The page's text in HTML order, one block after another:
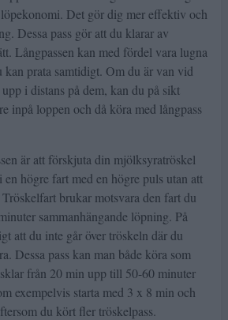
Det gör dig mer effektiv och
Dessa pass gör att du klarar av
Långpassen kan med fördel vara lugna
kan prata samtidigt. Om du är van vid
i distans på dem, kan du på sikt
inpå loppen och då köra med långpass
är att förskjuta din mjölksyratröskel
en högre fart med en högre puls utan att
brukar motsvara den fart du
sammanhängande löpning. På
att du inte går över tröskeln där du
Dessa pass kan man både köra som
från 20 min upp till 50-60 minuter
exempelvis starta med 3 x 8 min och
du kört fler tröskelpass.